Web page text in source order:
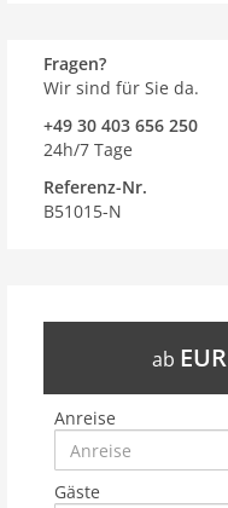
Fragen?
Wir sind für Sie da.
+49 30 403 656 250
24h/7 Tage
Referenz-Nr.
B51015-N
ab EUR
Anreise
Gäste